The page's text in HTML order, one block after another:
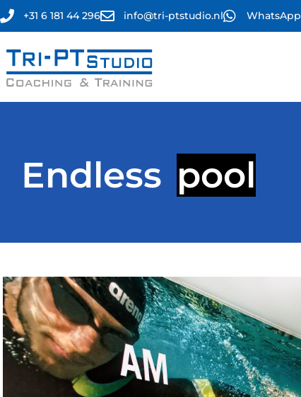
+31 6 181 44 296 info@tri-ptstudio.nl WhatsApp
Endless pool